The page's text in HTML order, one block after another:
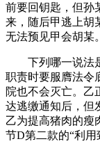
前要回钥匙，但孙
来，随后甲逃上胡
无法预见甲会胡某。
下列哪一说法是
职责时要服膺法令
院也不会灭亡。乙
达逃缴通知后，但
乙为提高猪肉的瘦
节D第二款的“利用